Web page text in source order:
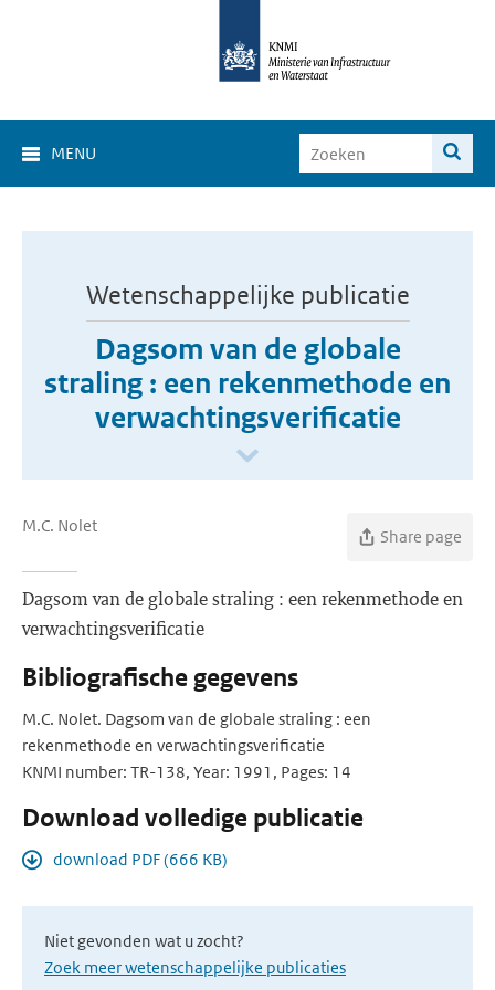
MENU
Wetenschappelijke publicatie
Dagsom van de globale
straling : een rekenmethode en
verwachtingsverificatie
M.C. Nolet
Share page
Dagsom van de globale straling : een rekenmethode en
verwachtingsverificatie
Bibliografische gegevens
M.C. Nolet. Dagsom van de globale straling : een
rekenmethode en verwachtingsverificatie
KNMI number: TR-138, Year: 1991, Pages: 14
Download volledige publicatie
download PDF (666 KB)
Niet gevonden wat u zocht?
Zoek meer wetenschappelijke publicaties